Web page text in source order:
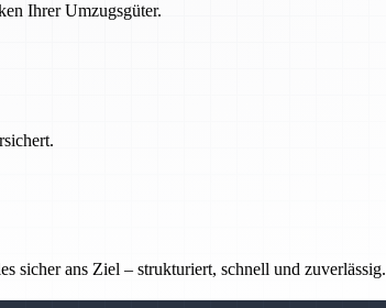
Ihrer Umzugsgüter.
sicher ans Ziel – strukturiert, schnell und zuverlässig.